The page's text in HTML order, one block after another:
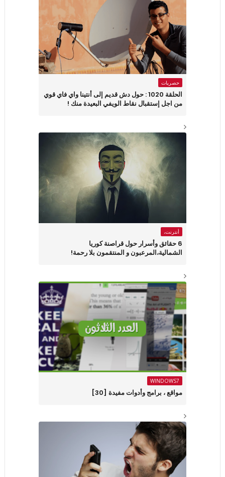
حصريات
الحلقة 1020 : حول دش قديم إلى أنتينا واي فاي قوي
من اجل إستقبال نقاط الويفي البعيدة منك !
أنترنت،
6 حقائق وأسرار حول قراصنة كوريا
الشمالية،المرعبون و المنتقمون بلا رحمة!
WINDOWS7
مواقع ، برامج وأدوات مفيدة [30]